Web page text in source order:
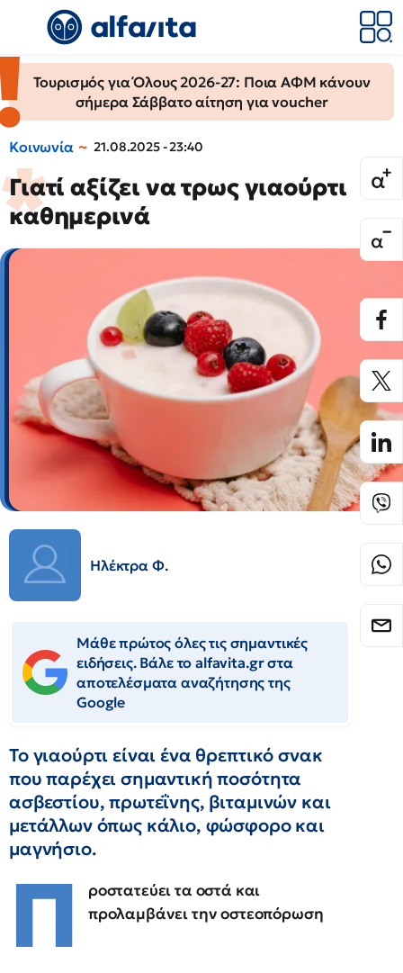
Τουρισμός για Όλους 2026-27: Ποια ΑΦΜ κάνουν
σήμερα Σάββατο αίτηση για voucher
Κοινωνία 21.08.2025 - 23:40
Γιατί αξίζει να τρως γιαούρτι
καθημερινά
Ηλέκτρα Φ.
Μάθε πρώτος όλες τις σημαντικές
ειδήσεις. Βάλε το alfavita.gr στα
αποτελέσματα αναζήτησης της
Google
Το γιαούρτι είναι ένα θρεπτικό σνακ
που παρέχει σημαντική ποσότητα
ασβεστίου, πρωτεΐνης, βιταμινών και
μετάλλων όπως κάλιο, φώσφορο και
μαγνήσιο.
Π
ροστατεύει τα οστά και
προλαμβάνει την οστεοπόρωση